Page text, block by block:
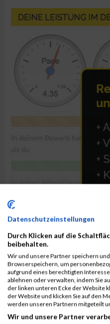
ALBUM B2RUN
Datenschutzeinstellungen
Durch Klicken auf die
beibehalten.
Wir und unsere Partner speichern
Browserspeichern, um
aufgrund eines berechtigten
ablehnen oder verwalten, indem Sie
der linken unteren Ecke der Website
der Website und klicken Sie auf den
werden unseren Partnern mitgeteilt
Wir und unsere Partner